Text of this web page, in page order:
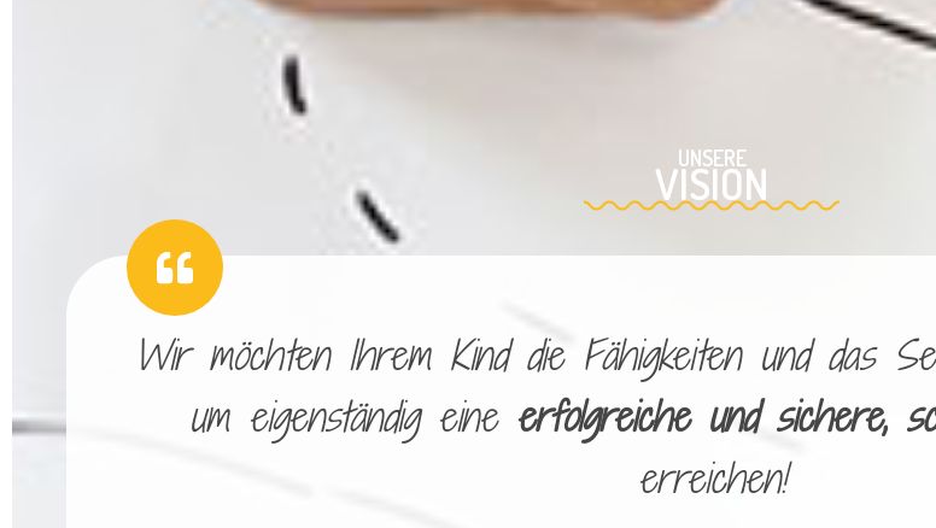
UNSERE
VISION
Wir möchten Ihrem Kind die Fähigkeiten und das
um eigenständig eine erfolgreiche und sichere,
erreichen!